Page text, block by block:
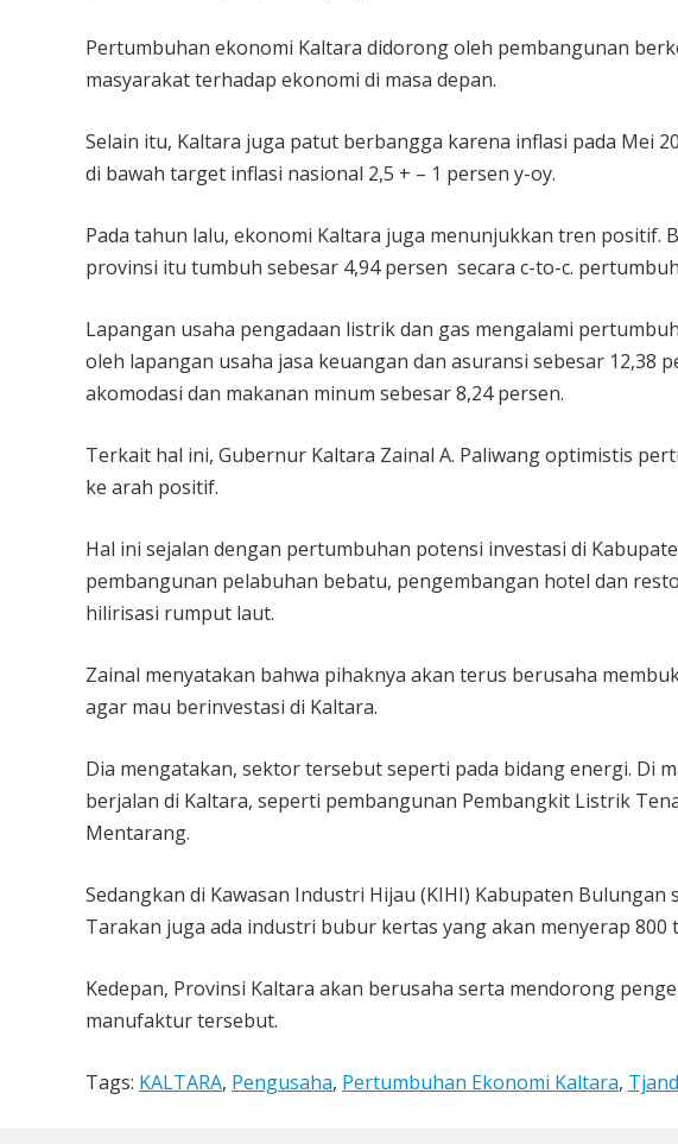
Pertumbuhan ekonomi Kaltara didorong oleh pembangunan
masyarakat terhadap ekonomi di masa depan.
Selain itu, Kaltara juga patut berbangga karena inflasi pada Mei
di bawah target inflasi nasional 2,5 + – 1 persen y-oy.
Pada tahun lalu, ekonomi Kaltara juga menunjukkan tren positif.
provinsi itu tumbuh sebesar 4,94 persen secara c-to-c.
Lapangan usaha pengadaan listrik dan gas mengalami
oleh lapangan usaha jasa keuangan dan asuransi sebesar 12,38
akomodasi dan makanan minum sebesar 8,24 persen.
Terkait hal ini, Gubernur Kaltara Zainal A. Paliwang optimistis
ke arah positif.
Hal ini sejalan dengan pertumbuhan potensi investasi di
pembangunan pelabuhan bebatu, pengembangan hotel dan
hilirisasi rumput laut.
Zainal menyatakan bahwa pihaknya akan terus berusaha
agar mau berinvestasi di Kaltara.
Dia mengatakan, sektor tersebut seperti pada bidang energi. Di
berjalan di Kaltara, seperti pembangunan Pembangkit Listrik
Mentarang.
Sedangkan di Kawasan Industri Hijau (KIHI) Kabupaten
Tarakan juga ada industri bubur kertas yang akan menyerap 800
Kedepan, Provinsi Kaltara akan berusaha serta mendorong
manufaktur tersebut.
Tags: KALTARA, Pengusaha, Pertumbuhan Ekonomi Kaltara,